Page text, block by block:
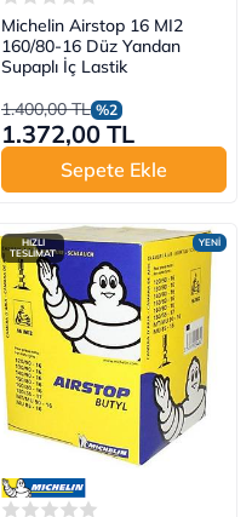
Michelin Airstop 16 MI2
160/80-16 Düz Yandan
Supaplı İç Lastik
1.400,00 TL %2
1.372,00 TL
Sepete Ekle
YENİ
HIZLI
TESLİMAT